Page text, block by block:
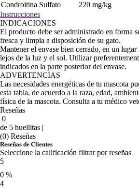
Condroitina Sulfato
220 mg/kg
Instrucciones
INDICACIONES
El producto debe ser administrado en forma
fresca y limpia a disposición de su gato.
Mantener el envase bien cerrado, en un
lejos de la luz y el sol. Utilizar
indicados en la parte posterior del envase.
ADVERTENCIAS
Las necesidades energéticas de tu mascota
esta tabla, de acuerdo a la raza, edad,
física de la mascota. Consulta a tu médico
Reseñas
0
de 5 huellitas |
(0) Reseñas
Reseñas de Clientes
Seleccione la calificación filtrar por reseñas
5
0 %
4